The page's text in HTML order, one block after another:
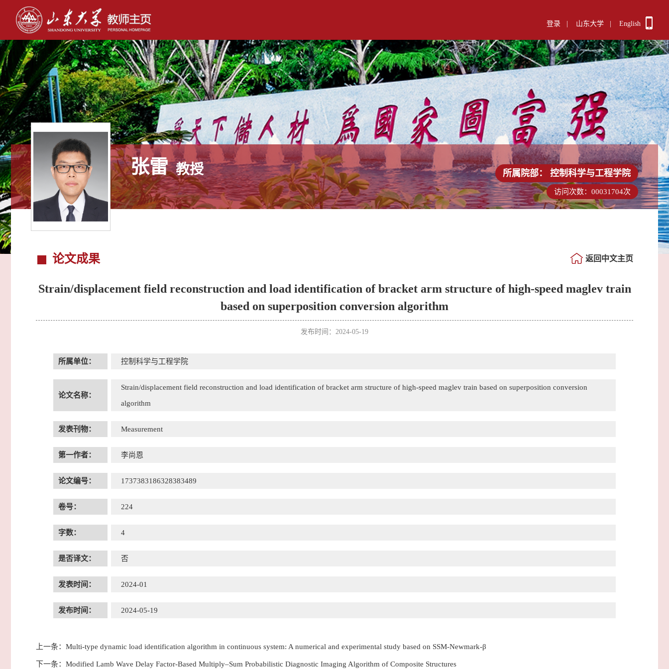
登录 山东大学 English
张雷 教授 所属院部： 控制科学与工程学院
访问次数： 00031704次
论文成果 返回中文主页
Strain/displacement field reconstruction and load identification of bracket arm structure of high-speed maglev train
based on superposition conversion algorithm
发布时间：2024-05-19
所属单位： 控制科学与工程学院
论文名称：
Strain/displacement field reconstruction and load identification of bracket arm structure of high-speed maglev train based on superposition conversion
algorithm
发表刊物： Measurement
第一作者： 李尚恩
论文编号： 1737383186328383489
卷号： 224
字数： 4
是否译文： 否
发表时间： 2024-01
发布时间： 2024-05-19
上一条： Multi-type dynamic load identification algorithm in continuous system: A numerical and experimental study based on SSM-Newmark-β
下一条： Modified Lamb Wave Delay Factor-Based Multiply–Sum Probabilistic Diagnostic Imaging Algorithm of Composite Structures